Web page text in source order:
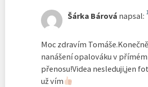
Šárka Bárová napsal:
Moc zdravím
nanášení opalováku v přímém
přenosu!Videa nesleduji,jen
už vím